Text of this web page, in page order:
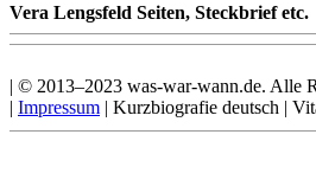
Vera Lengsfeld Seiten, Steckbrief etc.
| © 2013–2023 was-war-wann.de. Alle
| Impressum | Kurzbiografie deutsch |